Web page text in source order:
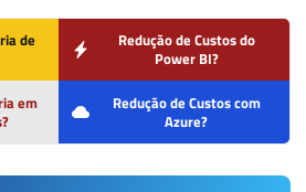
de
Redução de Custos do
Power BI?
em
Redução de Custos com
Azure?